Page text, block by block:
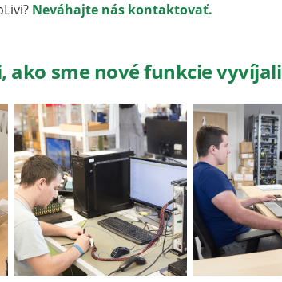
Neváhajte nás kontaktovať.
ako sme nové funkcie vyvíjali